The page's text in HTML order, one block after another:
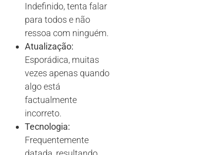
Indefinido, tenta falar
para todos e não
ressoa com ninguém.
Atualização:
Esporádica, muitas
vezes apenas quando
algo está
factualmente
incorreto.
Tecnologia:
Frequentemente